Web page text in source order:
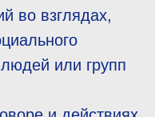
во взглядах,
или групп